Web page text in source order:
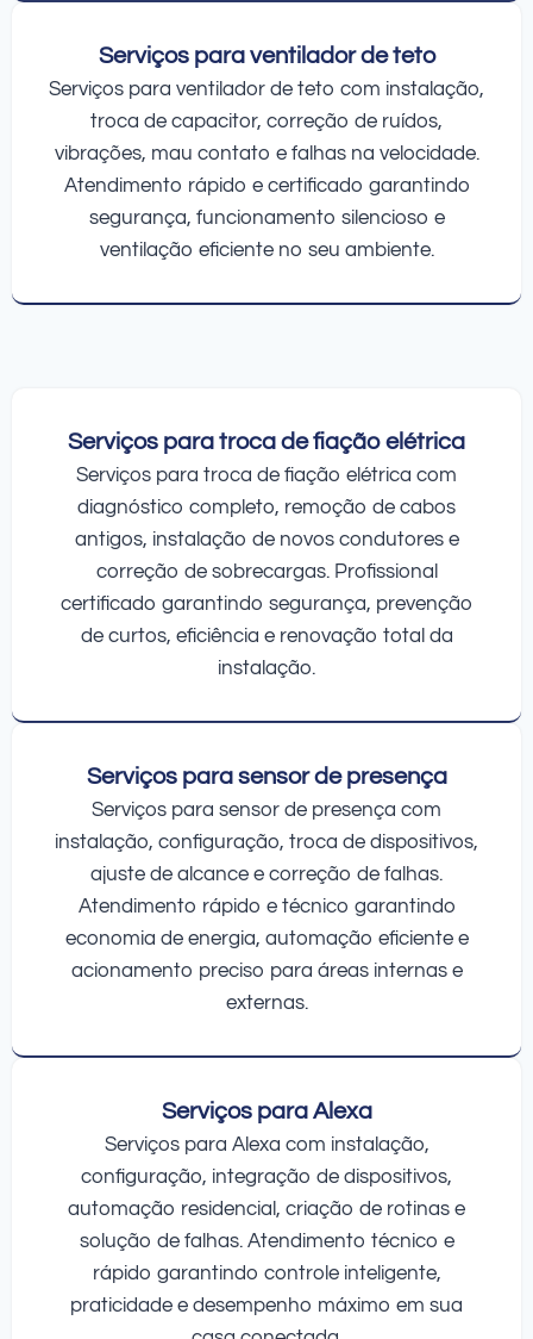
Serviços para ventilador de teto
Serviços para ventilador de teto com instalação,
troca de capacitor, correção de ruídos,
vibrações, mau contato e falhas na velocidade.
Atendimento rápido e certificado garantindo
segurança, funcionamento silencioso e
ventilação eficiente no seu ambiente.
Serviços para troca de fiação elétrica
Serviços para troca de fiação elétrica com
diagnóstico completo, remoção de cabos
antigos, instalação de novos condutores e
correção de sobrecargas. Profissional
certificado garantindo segurança, prevenção
de curtos, eficiência e renovação total da
instalação.
Serviços para sensor de presença
Serviços para sensor de presença com
instalação, configuração, troca de dispositivos,
ajuste de alcance e correção de falhas.
Atendimento rápido e técnico garantindo
economia de energia, automação eficiente e
acionamento preciso para áreas internas e
externas.
Serviços para Alexa
Serviços para Alexa com instalação,
configuração, integração de dispositivos,
automação residencial, criação de rotinas e
solução de falhas. Atendimento técnico e
rápido garantindo controle inteligente,
praticidade e desempenho máximo em sua